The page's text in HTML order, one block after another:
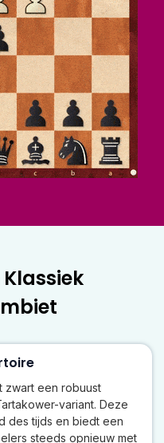
zwart een robuust
variant. Deze
des tijds en biedt een
steeds opnieuw met